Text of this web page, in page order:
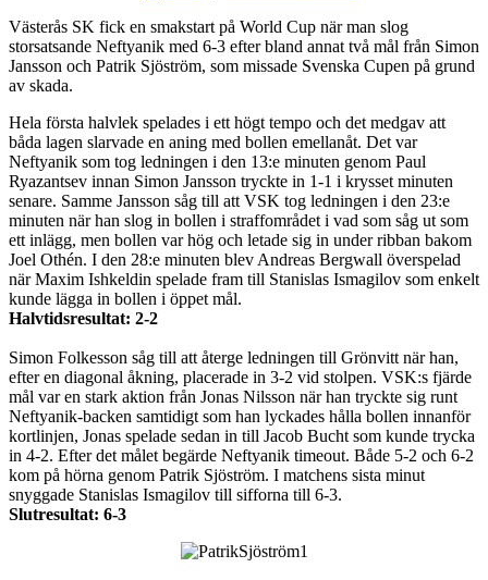
Västerås SK fick en smakstart på World Cup när man slog
storsatsande Neftyanik med 6-3 efter bland annat två mål från Simon
Jansson och Patrik Sjöström, som missade Svenska Cupen på grund
av skada.
Hela första halvlek spelades i ett högt tempo och det medgav att
båda lagen slarvade en aning med bollen emellanåt. Det var
Neftyanik som tog ledningen i den 13:e minuten genom Paul
Ryazantsev innan Simon Jansson tryckte in 1-1 i krysset minuten
senare. Samme Jansson såg till att VSK tog ledningen i den 23:e
minuten när han slog in bollen i straffområdet i vad som såg ut som
ett inlägg, men bollen var hög och letade sig in under ribban bakom
Joel Othén. I den 28:e minuten blev Andreas Bergwall överspelad
när Maxim Ishkeldin spelade fram till Stanislas Ismagilov som enkelt
kunde lägga in bollen i öppet mål.
Halvtidsresultat: 2-2
Simon Folkesson såg till att återge ledningen till Grönvitt när han,
efter en diagonal åkning, placerade in 3-2 vid stolpen. VSK:s fjärde
mål var en stark aktion från Jonas Nilsson när han tryckte sig runt
Neftyanik-backen samtidigt som han lyckades hålla bollen innanför
kortlinjen, Jonas spelade sedan in till Jacob Bucht som kunde trycka
in 4-2. Efter det målet begärde Neftyanik timeout. Både 5-2 och 6-2
kom på hörna genom Patrik Sjöström. I matchens sista minut
snyggade Stanislas Ismagilov till sifforna till 6-3.
Slutresultat: 6-3